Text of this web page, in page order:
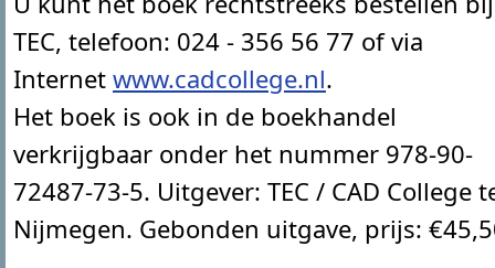
TEC, telefoon: 024 - 356 56 77 of via
Internet www.cadcollege.nl.
Het boek is ook in de boekhandel
verkrijgbaar onder het nummer 978-90-
72487-73-5. Uitgever: TEC / CAD College
Nijmegen. Gebonden uitgave, prijs: